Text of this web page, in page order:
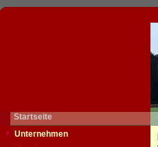
Startseite
Unternehmen